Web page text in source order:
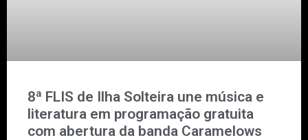
8ª FLIS de Ilha Solteira une música e
literatura em programação gratuita
com abertura da banda Caramelows